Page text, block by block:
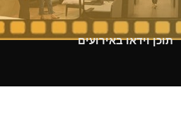
תוכן וידאו באירועים